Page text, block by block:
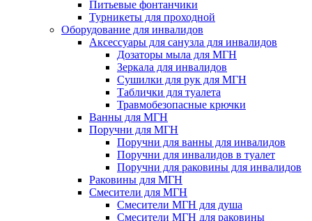
Питьевые фонтанчики
Турникеты для проходной
Оборудование для инвалидов
Аксессуары для санузла для инвалидов
Дозаторы мыла для МГН
Зеркала для инвалидов
Сушилки для рук для МГН
Таблички для туалета
Травмобезопасные крючки
Ванны для МГН
Поручни для МГН
Поручни для ванны для инвалидов
Поручни для инвалидов в туалет
Поручни для раковины для инвалидов
Раковины для МГН
Смесители для МГН
Смесители МГН для душа
Смесители МГН для раковины